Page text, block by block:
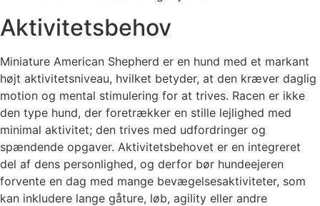
Aktivitetsbehov
Miniature American Shepherd er en hund med et markant
højt aktivitetsniveau, hvilket betyder, at den kræver daglig
motion og mental stimulering for at trives. Racen er ikke
den type hund, der foretrækker en stille lejlighed med
minimal aktivitet; den trives med udfordringer og
spændende opgaver. Aktivitetsbehovet er en integreret
del af dens personlighed, og derfor bør hundeejeren
forvente en dag med mange bevægelsesaktiviteter, som
kan inkludere lange gåture, løb, agility eller andre